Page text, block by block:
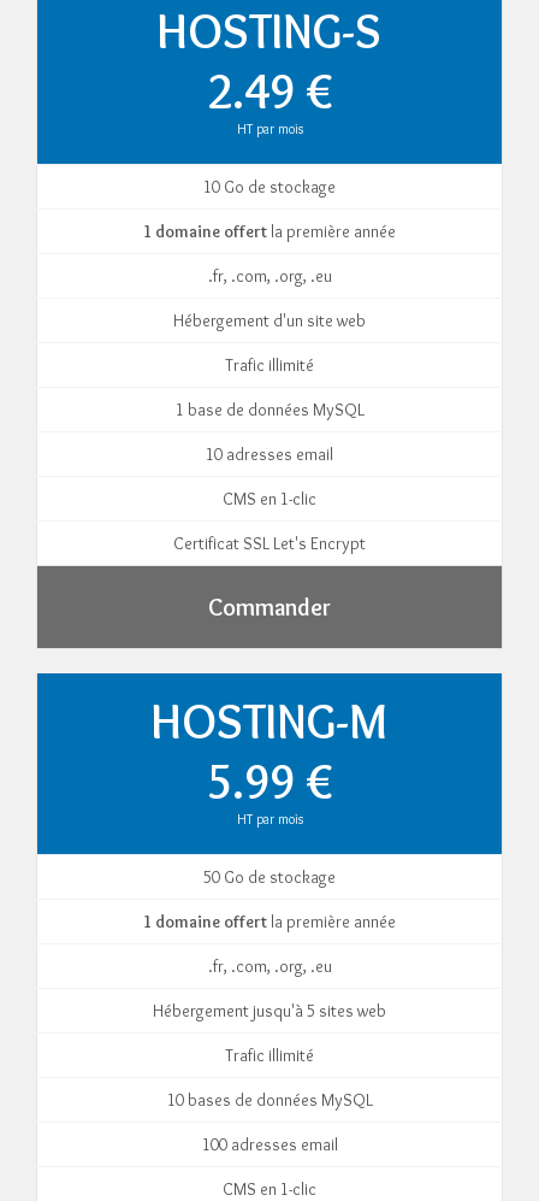
HOSTING-S
2.49 €
HT par mois
10 Go de stockage
1 domaine offert la première année
.fr, .com, .org, .eu
Hébergement d'un site web
Trafic illimité
1 base de données MySQL
10 adresses email
CMS en 1-clic
Certificat SSL Let's Encrypt
Commander
HOSTING-M
5.99 €
HT par mois
50 Go de stockage
1 domaine offert la première année
.fr, .com, .org, .eu
Hébergement jusqu'à 5 sites web
Trafic illimité
10 bases de données MySQL
100 adresses email
CMS en 1-clic